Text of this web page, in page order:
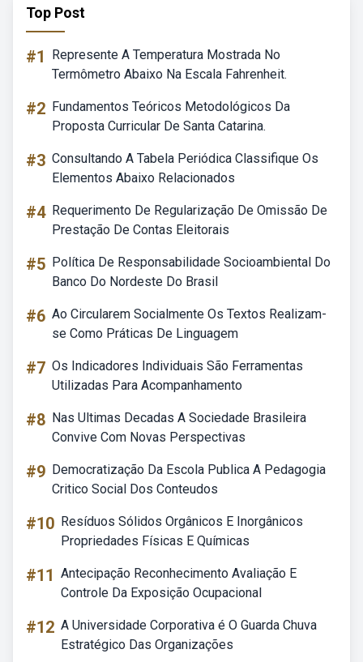
Top Post
#1
Represente A Temperatura Mostrada No
Termômetro Abaixo Na Escala Fahrenheit.
#2 Fundamentos Teóricos Metodológicos Da
Proposta Curricular De Santa Catarina.
#3 Consultando A Tabela Periódica Classifique Os
Elementos Abaixo Relacionados
#4 Requerimento De Regularização De Omissão De
Prestação De Contas Eleitorais
#5 Política De Responsabilidade Socioambiental Do
Banco Do Nordeste Do Brasil
#6 Ao Circularem Socialmente Os Textos Realizam-
se Como Práticas De Linguagem
#7 Os Indicadores Individuais São Ferramentas
Utilizadas Para Acompanhamento
#8 Nas Ultimas Decadas A Sociedade Brasileira
Convive Com Novas Perspectivas
#9 Democratização Da Escola Publica A Pedagogia
Critico Social Dos Conteudos
#10 Resíduos Sólidos Orgânicos E Inorgânicos
Propriedades Físicas E Químicas
#11 Antecipação Reconhecimento Avaliação E
Controle Da Exposição Ocupacional
#12 A Universidade Corporativa é O Guarda Chuva
Estratégico Das Organizações